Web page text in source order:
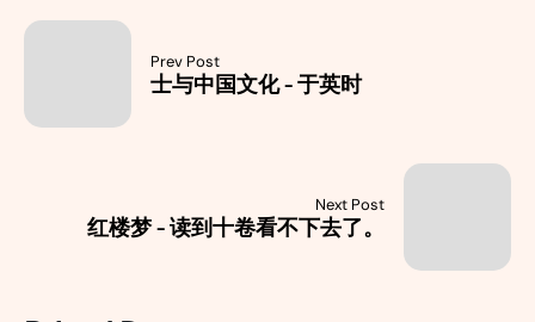
Prev Post
士与中国文化 - 于英时
Next Post
红楼梦 - 读到十卷看不下去了。